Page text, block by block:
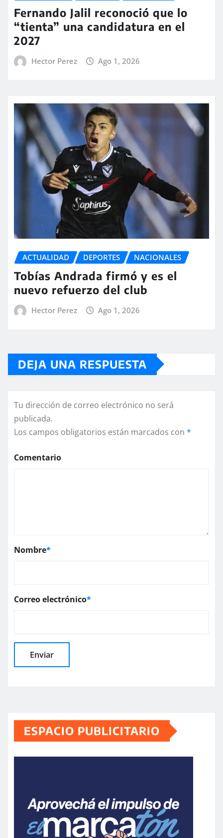
Fernando Jalil reconoció que lo
“tienta” una candidatura en el
2027
Hector Perez Ago 1, 2026
ACTUALIDAD DEPORTES NACIONALES
Tobías Andrada firmó y es el
nuevo refuerzo del club
Hector Perez Ago 1, 2026
DEJA UNA RESPUESTA
Tu dirección de correo electrónico no será
publicada.
Los campos obligatorios están marcados con *
Comentario
Nombre*
Correo electrónico*
ESPACIO PUBLICITARIO